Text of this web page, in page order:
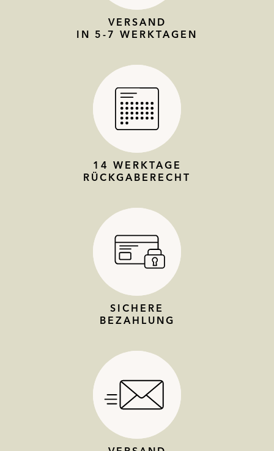
VERSAND
IN 5-7 WERKTAGEN
14 WERKTAGE
RÜCKGABERECHT
SICHERE
BEZAHLUNG